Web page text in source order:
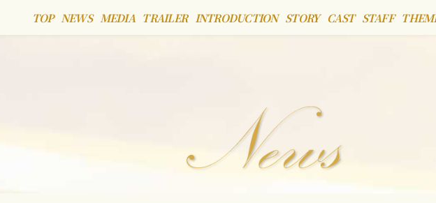
TOP NEWS MEDIA TRAILER INTRODUCTION STORY CAST STAFF